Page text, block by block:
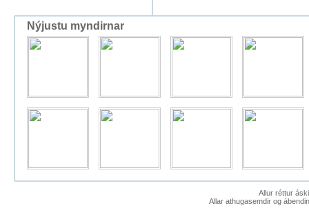
Nýjustu myndirnar
Allur réttur
Allar athugasemdir og